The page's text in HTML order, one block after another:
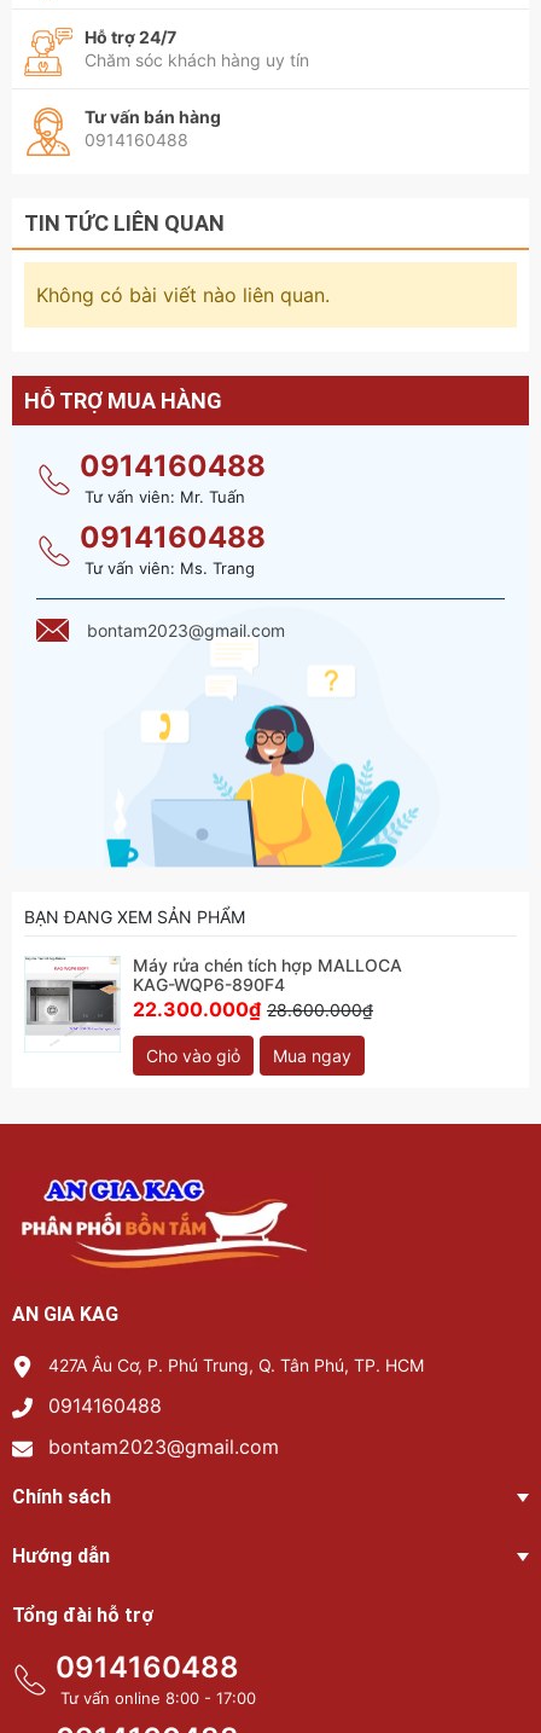
Hỗ trợ 24/7
Chăm sóc khách hàng uy tín
Tư vấn bán hàng
0914160488
TIN TỨC LIÊN QUAN
Không có bài viết nào liên quan.
HỖ TRỢ MUA HÀNG
0914160488
Tư vấn viên: Mr. Tuấn
0914160488
Tư vấn viên: Ms. Trang
bontam2023@gmail.com
BẠN ĐANG XEM SẢN PHẨM
Máy rửa chén tích hợp MALLOCA
KAG-WQP6-890F4
22.300.000₫ 28.600.000₫
Cho vào giỏ Mua ngay
AN GIA KAG
427A Âu Cơ, P. Phú Trung, Q. Tân Phú, TP. HCM
0914160488
bontam2023@gmail.com
Chính sách
Hướng dẫn
Tổng đài hỗ trợ
0914160488
Tư vấn online 8:00 - 17:00